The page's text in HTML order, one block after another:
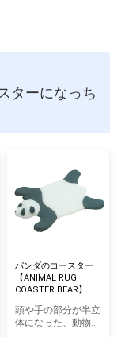
ターになっち
パンダのコースター
【ANIMAL RUG
COASTER BEAR】
頭や手の部分が半立
体になった、動物の